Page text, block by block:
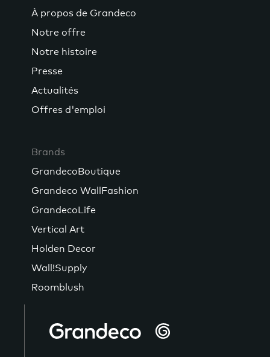
À propos de Grandeco
Notre offre
Notre histoire
Presse
Actualités
Offres d'emploi
Brands
GrandecoBoutique
Grandeco WallFashion
GrandecoLife
Vertical Art
Holden Decor
Wall!Supply
Roomblush